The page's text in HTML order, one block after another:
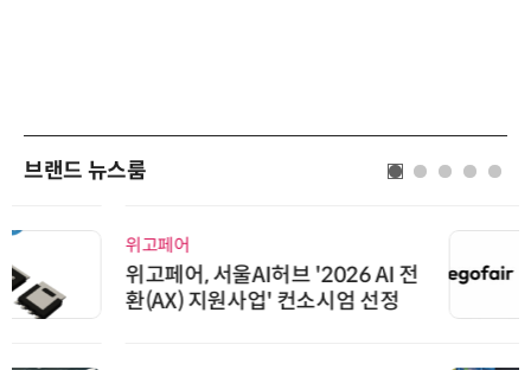
브랜드 뉴스룸
위고페어, 서울AI허브 '2026 AI 전
환(AX) 지원사업' 컨소시엄 선정